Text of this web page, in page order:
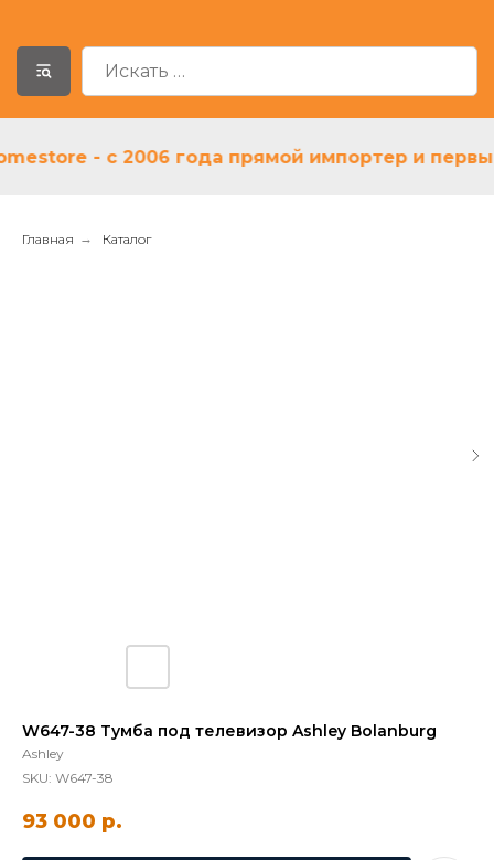
- с 2006 года прямой импортер и первый
Главная → Каталог
W647-38 Тумба под телевизор Ashley Bolanburg
Ashley
SKU: W647-38
93 000 р.